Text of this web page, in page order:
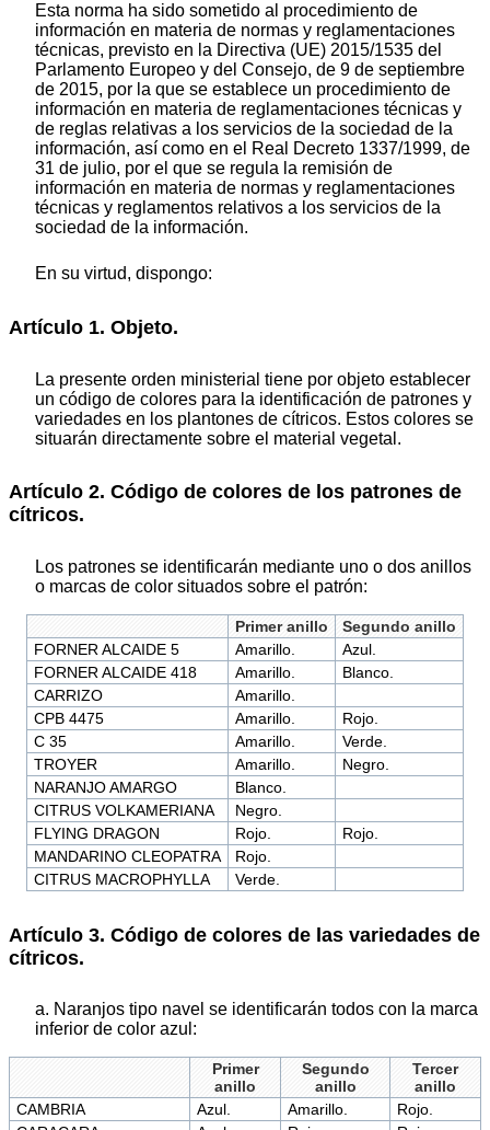
Esta norma ha sido sometido al procedimiento de
información en materia de normas y reglamentaciones
técnicas, previsto en la Directiva (UE) 2015/1535 del
Parlamento Europeo y del Consejo, de 9 de septiembre
de 2015, por la que se establece un procedimiento de
información en materia de reglamentaciones técnicas y
de reglas relativas a los servicios de la sociedad de la
información, así como en el Real Decreto 1337/1999, de
31 de julio, por el que se regula la remisión de
información en materia de normas y reglamentaciones
técnicas y reglamentos relativos a los servicios de la
sociedad de la información.
En su virtud, dispongo:
Artículo 1. Objeto.
La presente orden ministerial tiene por objeto establecer
un código de colores para la identificación de patrones y
variedades en los plantones de cítricos. Estos colores se
situarán directamente sobre el material vegetal.
Artículo 2. Código de colores de los patrones de
cítricos.
Los patrones se identificarán mediante uno o dos anillos
o marcas de color situados sobre el patrón:
Primer anillo
Segundo anillo
FORNER ALCAIDE 5
Amarillo.
Azul.
FORNER ALCAIDE 418
Amarillo.
Blanco.
CARRIZO
Amarillo.
CPB 4475
Amarillo.
Rojo.
C 35
Amarillo.
Verde.
TROYER
Amarillo.
Negro.
NARANJO AMARGO
Blanco.
CITRUS VOLKAMERIANA
Negro.
FLYING DRAGON
Rojo.
Rojo.
MANDARINO CLEOPATRA
Rojo.
CITRUS MACROPHYLLA
Verde.
Artículo 3. Código de colores de las variedades de
cítricos.
a. Naranjos tipo navel se identificarán todos con la marca
inferior de color azul:
Primer
anillo
Segundo
anillo
Tercer
anillo
CAMBRIA
Azul. Amarillo.
Rojo.